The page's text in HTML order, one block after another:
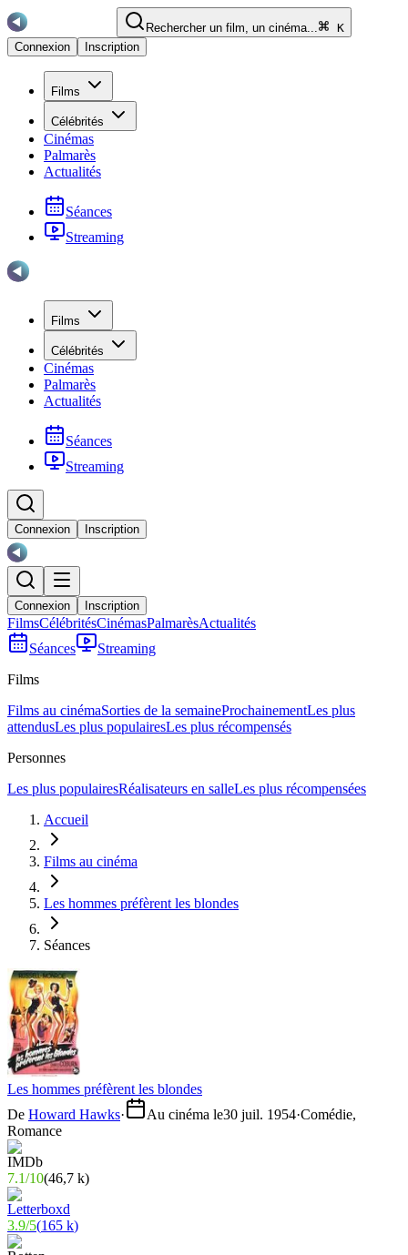
Rechercher un film, un cinéma...
K
Connexion
Inscription
Films
Célébrités
Cinémas
Palmarès
Actualités
Séances
Streaming
Films
Célébrités
Cinémas
Palmarès
Actualités
Séances
Streaming
Connexion Inscription
Connexion Inscription
FilmsCélébritésCinémasPalmarèsActualités
Séances
Streaming
Films
Films au cinémaSorties de la semaineProchainementLes plus
attendusLes plus populairesLes plus récompensés
Personnes
Les plus populairesRéalisateurs en salleLes plus récompensées
Accueil
Films au cinéma
Les hommes préfèrent les blondes
Séances
Les hommes préfèrent les blondes
De Howard Hawks· Au cinéma le30 juil. 1954·Comédie,
Romance
7.1/10(46,7 k)
3.9/5(165 k)